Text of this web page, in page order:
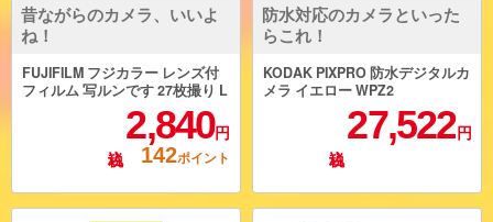
昔ながらのカメラ、いいよ
ね！
FUJIFILM フジカラー レンズ付
フィルム 写ルンです 27枚撮り L
F-JDV1-SP-FL-27SH-12,840円
142ポイント
防水対応のカメラといった
らこれ！
KODAK PIXPRO 防水デジタルカ
メラ イエロー WPZ2
27,522 円